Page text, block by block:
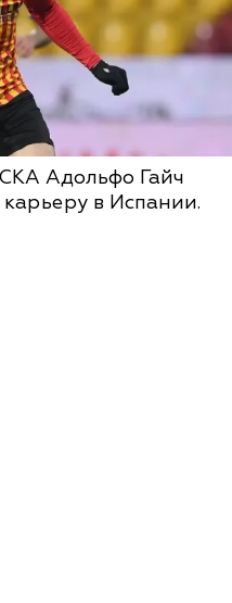
Адольфо Гайч
в Испании.